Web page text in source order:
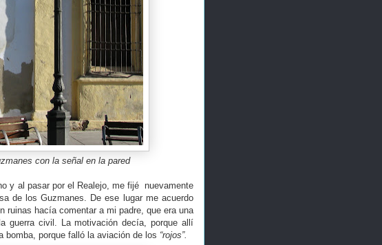
con la señal en la pared
y al pasar por el Realejo, me fijé nuevamente
de los Guzmanes. De ese lugar me acuerdo
hacía comentar a mi padre, que era una
guerra civil. La motivación decía, porque allí
bomba, porque falló la aviación de los “rojos”.